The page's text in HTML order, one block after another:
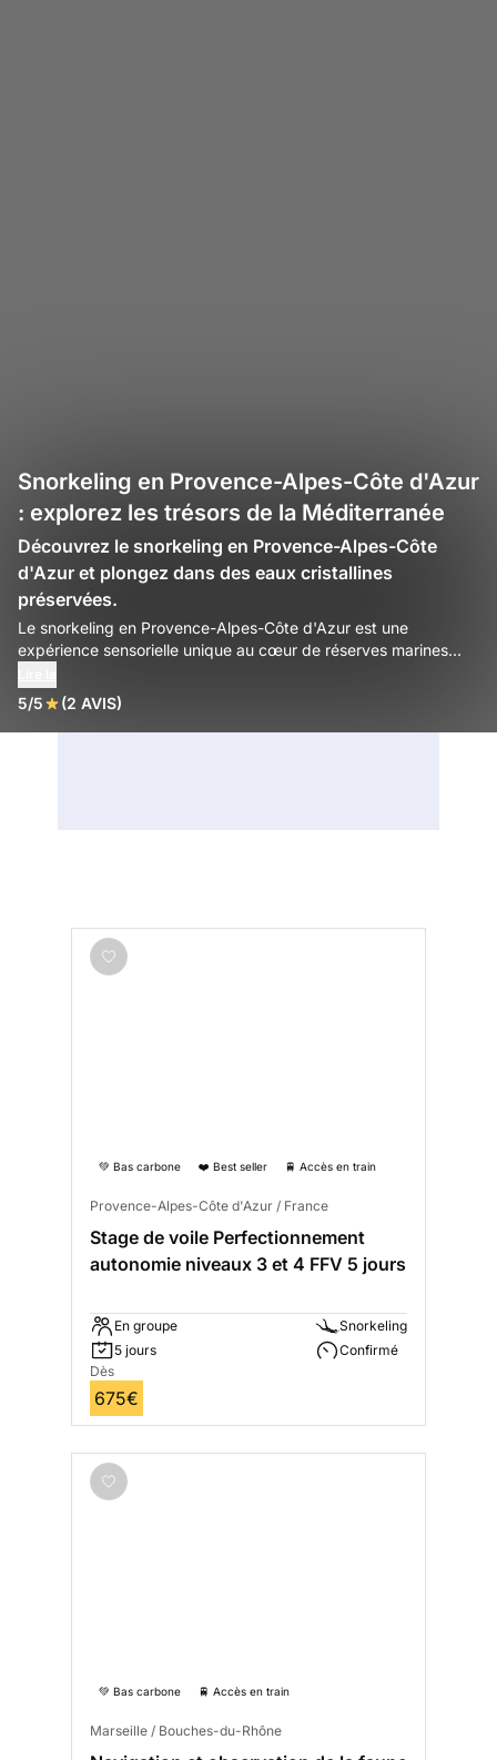
Snorkeling en Provence-Alpes-Côte d'Azur
: explorez les trésors de la Méditerranée
Découvrez le snorkeling en Provence-Alpes-Côte
d'Azur et plongez dans des eaux cristallines
préservées.
Le snorkeling en Provence-Alpes-Côte d'Azur est une
expérience sensorielle unique au cœur de réserves marines
une biodiversité riche, des herbiers de posidonie aux bancs de
poissons colorés. Cette activité accessible permet à tous de
s'émerveiller devant la beauté sauvage du littoral
5/5 (2 AVIS)
💚 Bas carbone ❤️ Best seller 🚆 Accès en train
Provence-Alpes-Côte d'Azur / France
Stage de voile Perfectionnement
autonomie niveaux 3 et 4 FFV 5 jours
En groupe
5 jours
Snorkeling
Confirmé
Dès
675€
💚 Bas carbone 🚆 Accès en train
Marseille / Bouches-du-Rhône